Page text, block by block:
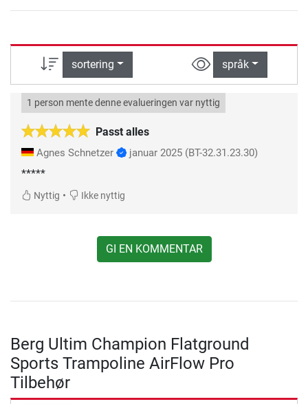
sortering språk
Passt alles
1 person mente denne evalueringen var nyttig
Agnes Schnetzer januar 2025 (BT-32.31.23.30)
*****
Nyttig • Ikke nyttig
GI EN KOMMENTAR
Berg Ultim Champion Flatground
Sports Trampoline AirFlow Pro
Tilbehør